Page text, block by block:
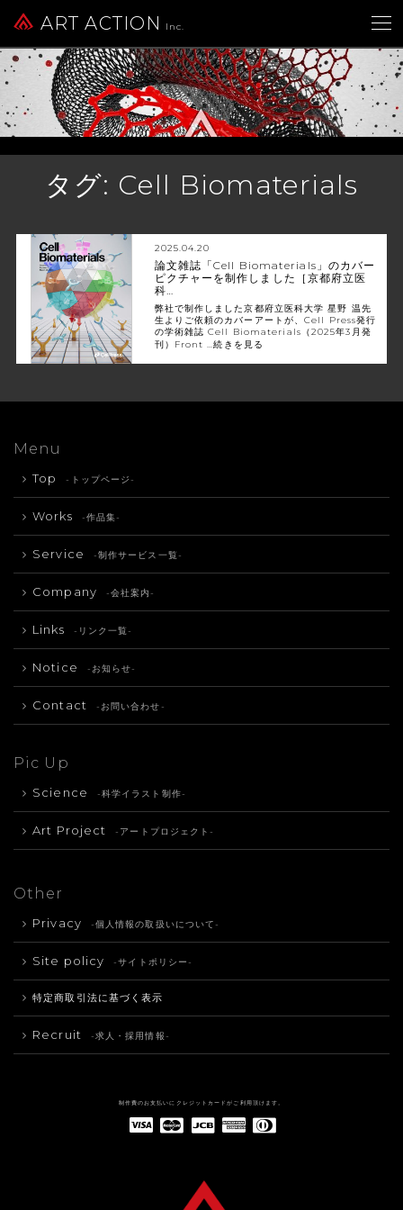
ART ACTION Inc.
タグ: Cell Biomaterials
2025.04.20
論文雑誌「Cell Biomaterials」のカバー
ピクチャーを制作しました［京都府立医
科…
弊社で制作しました京都府立医科大学 星野 温先
生よりご依頼のカバーアートが、Cell Press発行
の学術雑誌 Cell Biomaterials（2025年3月発
刊）Front …続きを見る
Menu
Top -トップページ-
Works -作品集-
Service -制作サービス一覧-
Company -会社案内-
Links -リンク一覧-
Notice -お知らせ-
Contact -お問い合わせ-
Pic Up
Science -科学イラスト制作-
Art Project -アートプロジェクト-
Other
Privacy -個人情報の取扱いについて-
Site policy -サイトポリシー-
特定商取引法に基づく表示
Recruit -求人・採用情報-
制作費のお支払いにクレジットカードがご利用頂けます。